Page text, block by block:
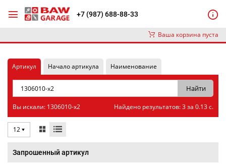
+7 (987) 688-88-33
Ваша корзина пуста
Артикул Начало артикула Наименование
Вы искали: 1306010-x2 Найдено результатов: 3 за 0.13 с.
12
Запрошенный артикул